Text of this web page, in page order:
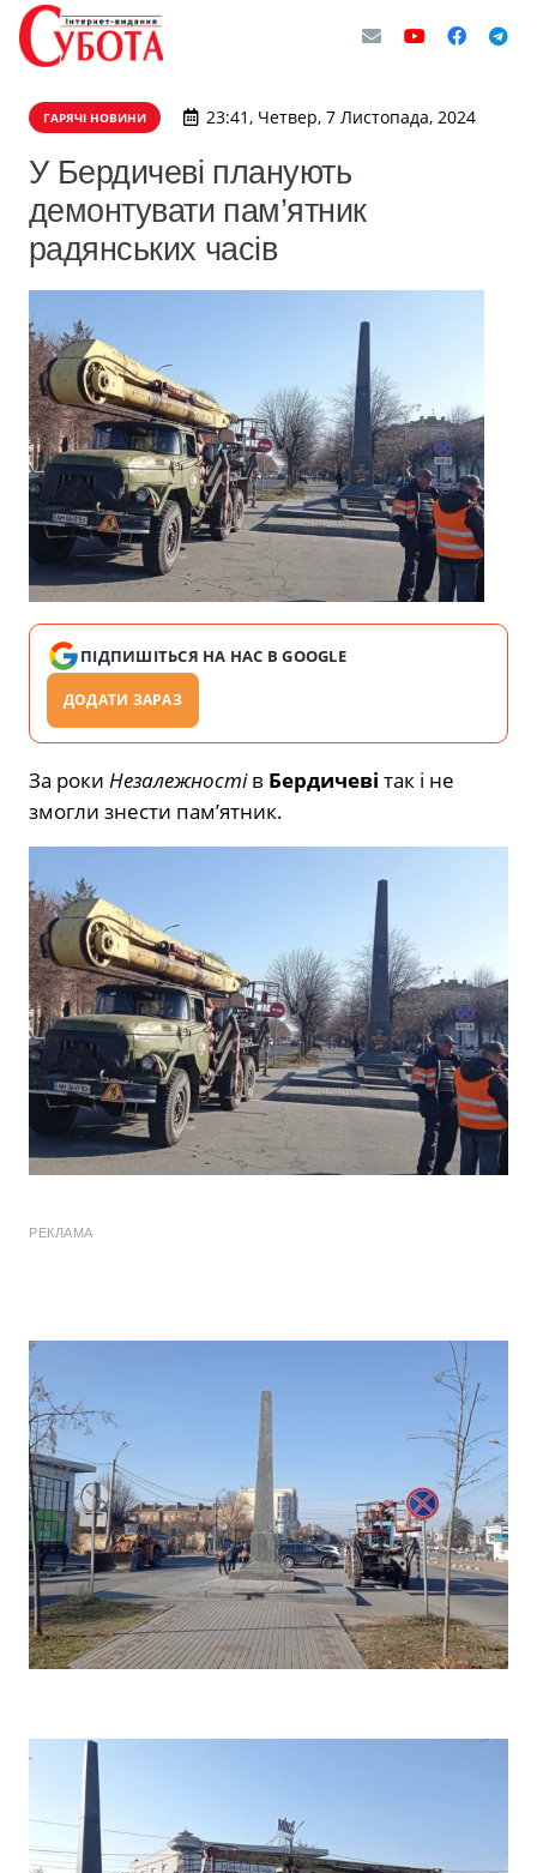
ГАРЯЧІ НОВИНИ 23:41, Четвер, 7 Листопада, 2024
У Бердичеві планують
демонтувати пам’ятник
радянських часів
ПІДПИШІТЬСЯ НА НАС В GOOGLE
ДОДАТИ ЗАРАЗ
За роки Незалежностів Бердичеві так і не
змогли знести памʼятник.
РЕКЛАМА